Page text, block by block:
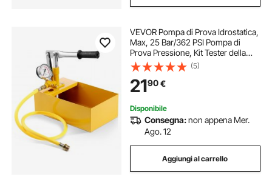
VEVOR Pompa di Prova Idrostatica,
Max, 25 Bar/362 PSI Pompa di
Prova Pressione, Kit Tester della
Pressione dell'Acqua Manuale
Idraulico a Valvola Singola,
Serbatoio dell'Acqua da 5,3L, Tubo
da 0,91m Esterno 1,27cm
(5)
2190€
Disponibile
Consegna:non appena Mer.
Ago. 12
Aggiungi al carrello